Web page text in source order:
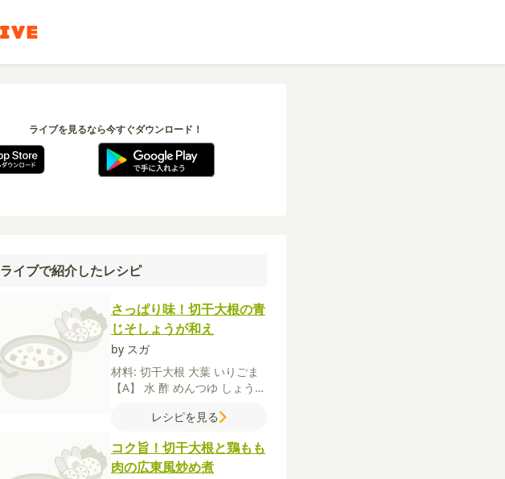
ライブを見るなら今すぐダウンロード！
ライブで紹介したレシピ
さっぱり味！切干大根の青
じそしょうが和え
by スガ
材料: 切干大根 大葉 いりごま
【A】 水 酢 めんつゆ しょうが
レシピを見る
コク旨！切干大根と鶏もも
肉の広東風炒め煮